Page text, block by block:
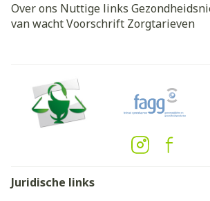
Over ons Nuttige links
van wachtVoorschrift Zorgtarieven
Juridische links